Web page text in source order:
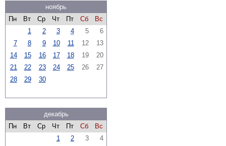
ноябрь
Пн
Вт Ср Чт Пт Сб
Вс
1
2 3 4 5
6
7
8 9 10 11 12
13
14
15 16 17 18 19
20
21
22 23 24 25 26
27
28
29 30
декабрь
Пн
Вт Ср Чт Пт Сб
Вс
1
2 3
4